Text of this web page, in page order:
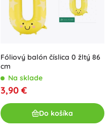
Fóliový balón číslica 0 žltý 86
cm
Na sklade
3,90 €
Do košíka